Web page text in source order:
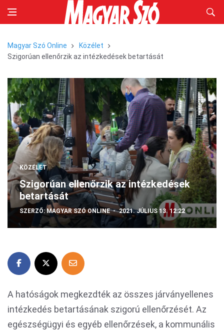
Magyar Szó Online
Közélet
Szigorúan ellenőrzik az intézkedések betartását
KÖZÉLET
Szigorúan ellenőrzik az intézkedések
betartását
SZERZŐ:MAGYAR SZÓ ONLINE 2021. JÚLIUS 13. 12:22
A hatóságok megkezdték az összes járványellenes
intézkedés betartásának szigorú ellenőrzését. Az
egészségügyi és egyéb ellenőrzések, a kommunális